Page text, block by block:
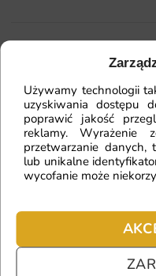
Używamy technologii
uzyskiwania dostępu
poprawić jakość
reklamy.
przetwarzanie danych,
lub unikalne
wycofanie może
Fototapeta ma inny
kolor?
Jaki materiał
Jaka jest trwałość